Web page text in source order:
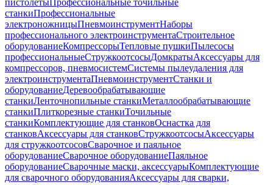
пистолетыПрофессиональные точильные
станкиПрофессиональные
электроножницыПневмоинструментНаборы
профессионального электроинструментаСтроительное
оборудованиеКомпрессорыТепловые пушкиПылесосы
профессиональныеСтружкоотсосыДомкратыАксессуары для
компрессоров, пневмосистемСистемы пылеудаления для
электроинструментаПневмоинструментСтанки и
оборудованиеДеревообрабатывающие
станкиЛенточнопильные станкиМеталлообрабатывающие
станкиПлиткорезные станкиТочильные
станкиКомплектующие для станковОснастка для
станковАксессуары для станковСтружкоотсосыАксессуары
для стружкоотсосовСварочное и паяльное
оборудованиеСварочное оборудованиеПаяльное
оборудованиеСварочные маски, аксессуарыКомплектующие
для сварочного оборудованияАксессуары для сварки,